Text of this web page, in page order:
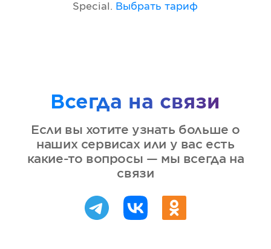
Special . Выбрать тариф
Всегда на связи
Если вы хотите узнать больше о
наших сервисах или у вас есть
какие-то вопросы — мы всегда на
связи